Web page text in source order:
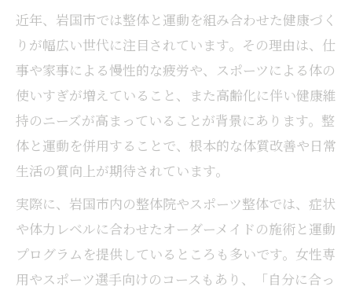
近年、岩国市では整体と運動を組み合わせた健康づく
りが幅広い世代に注目されています。その理由は、仕
事や家事による慢性的な疲労や、スポーツによる体の
使いすぎが増えていること、また高齢化に伴い健康維
持のニーズが高まっていることが背景にあります。整
体と運動を併用することで、根本的な体質改善や日常
生活の質向上が期待されています。
実際に、岩国市内の整体院やスポーツ整体では、症状
や体力レベルに合わせたオーダーメイドの施術と運動
プログラムを提供しているところも多いです。女性専
用やスポーツ選手向けのコースもあり、「自分に合っ